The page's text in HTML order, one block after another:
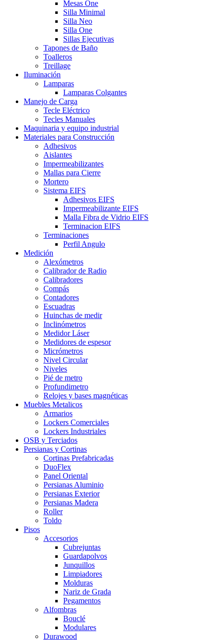
Mesas One
Silla Minimal
Silla Neo
Silla One
Sillas Ejecutivas
Tapones de Baño
Toalleros
Treillage
Iluminación
Lamparas
Lamparas Colgantes
Manejo de Carga
Tecle Eléctrico
Tecles Manuales
Maquinaria y equipo industrial
Materiales para Construcción
Adhesivos
Aislantes
Impermeabilizantes
Mallas para Cierre
Mortero
Sistema EIFS
Adhesivos EIFS
Impermeabilizante EIFS
Malla Fibra de Vidrio EIFS
Terminacion EIFS
Terminaciones
Perfil Angulo
Medición
Alexómetros
Calibrador de Radio
Calibradores
Compás
Contadores
Escuadras
Huinchas de medir
Inclinómetros
Medidor Láser
Medidores de espesor
Micrómetros
Nivel Circular
Niveles
Pié de metro
Profundimetro
Relojes y bases magnéticas
Muebles Metalicos
Armarios
Lockers Comerciales
Lockers Industriales
OSB y Terciados
Persianas y Cortinas
Cortinas Prefabricadas
DuoFlex
Panel Oriental
Persianas Aluminio
Persianas Exterior
Persianas Madera
Roller
Toldo
Pisos
Accesorios
Cubrejuntas
Guardapolvos
Junquillos
Limpiadores
Molduras
Nariz de Grada
Pegamentos
Alfombras
Bouclé
Modulares
Durawood